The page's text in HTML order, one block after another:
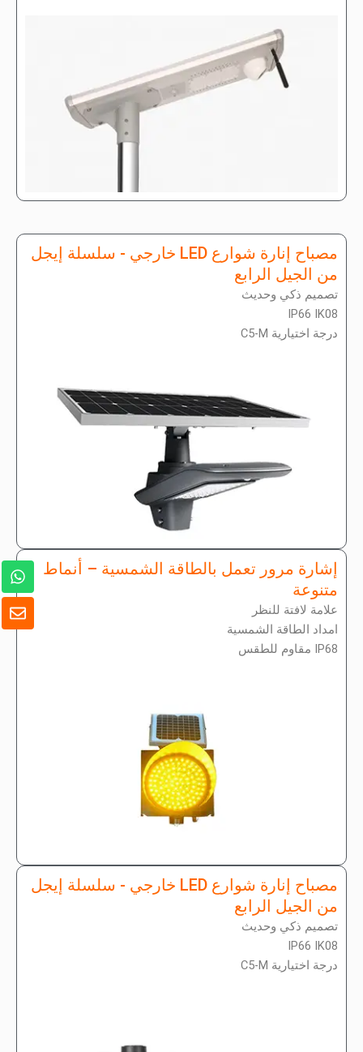
مصباح إنارة شوارع LED خارجي - سلسلة إيجل
من الجيل الرابع
تصميم ذكي وحديث
IP66 IK08
درجة اختيارية C5-M
إشارة مرور تعمل بالطاقة الشمسية – أنماط
متنوعة
علامة لافتة للنظر
امداد الطاقة الشمسية
IP68 مقاوم للطقس
مصباح إنارة شوارع LED خارجي - سلسلة إيجل
من الجيل الرابع
تصميم ذكي وحديث
IP66 IK08
درجة اختيارية C5-M
ظ
ر
و
ا
ت
س
ا